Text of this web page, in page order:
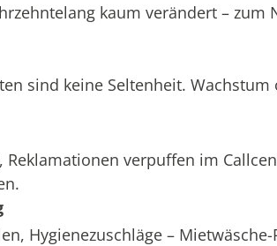
kaum verändert – zum
sind keine Seltenheit.
verpuffen im
Hygienezuschläge –